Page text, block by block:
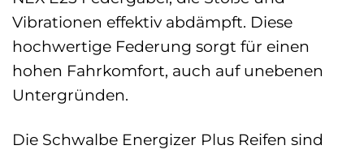
Vibrationen effektiv abdämpft. Diese
hochwertige Federung sorgt für einen
hohen Fahrkomfort, auch auf unebenen
Untergründen.
Die Schwalbe Energizer Plus Reifen sind